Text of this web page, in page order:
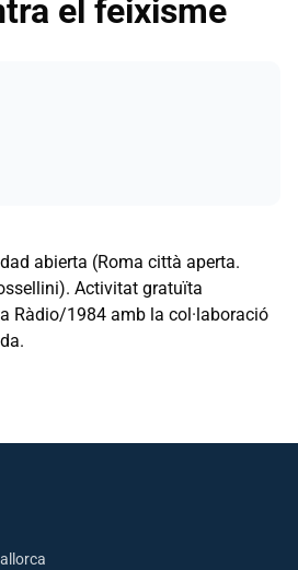
el feixisme
abierta (Roma città aperta.
Activitat gratuïta
Ràdio/1984 amb la col·laboració